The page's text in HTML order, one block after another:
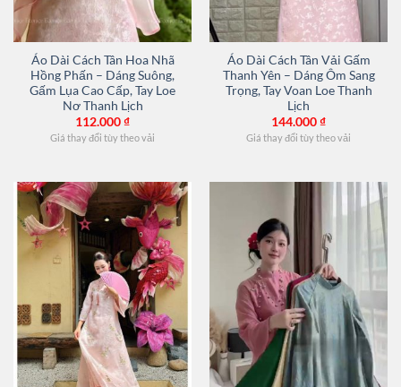
Áo Dài Cách Tân Hoa Nhã
Hồng Phấn – Dáng Suông,
Gấm Lụa Cao Cấp, Tay Loe
Nơ Thanh Lịch
112.000₫
Giá thay đổi tùy theo vải
Áo Dài Cách Tân Vải Gấm
Thanh Yên – Dáng Ôm Sang
Trọng, Tay Voan Loe Thanh
Lịch
144.000₫
Giá thay đổi tùy theo vải